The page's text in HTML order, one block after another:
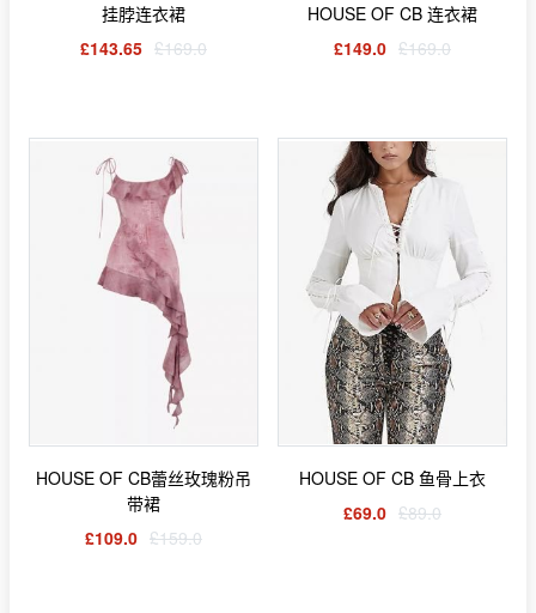
挂脖连衣裙
£143.65 £169.0
HOUSE OF CB 连衣裙
£149.0 £169.0
HOUSE OF CB蕾丝玫瑰粉吊
带裙
£109.0 £159.0
HOUSE OF CB 鱼骨上衣
£69.0 £89.0